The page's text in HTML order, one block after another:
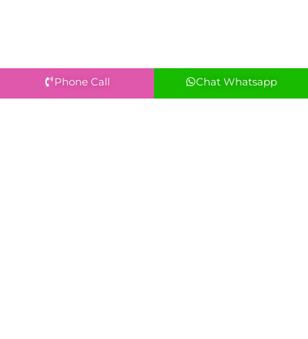
Phone Call Chat Whatsapp